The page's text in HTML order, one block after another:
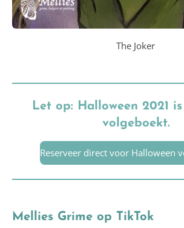
The Joker
Let op: Halloween 2021 is
volgeboekt.
Reserveer direct voor Halloween
Mellies Grime op TikTok